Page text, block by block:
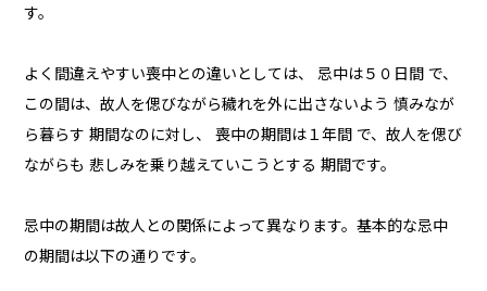
す。
よく間違えやすい喪中との違いとしては、 忌中は５０日間 で、
この間は、故人を偲びながら穢れを外に出さないよう 慎みなが
ら暮らす 期間なのに対し、 喪中の期間は１年間 で、故人を偲び
ながらも 悲しみを乗り越えていこうとする 期間です。
忌中の期間は故人との関係によって異なります。基本的な忌中
の期間は以下の通りです。